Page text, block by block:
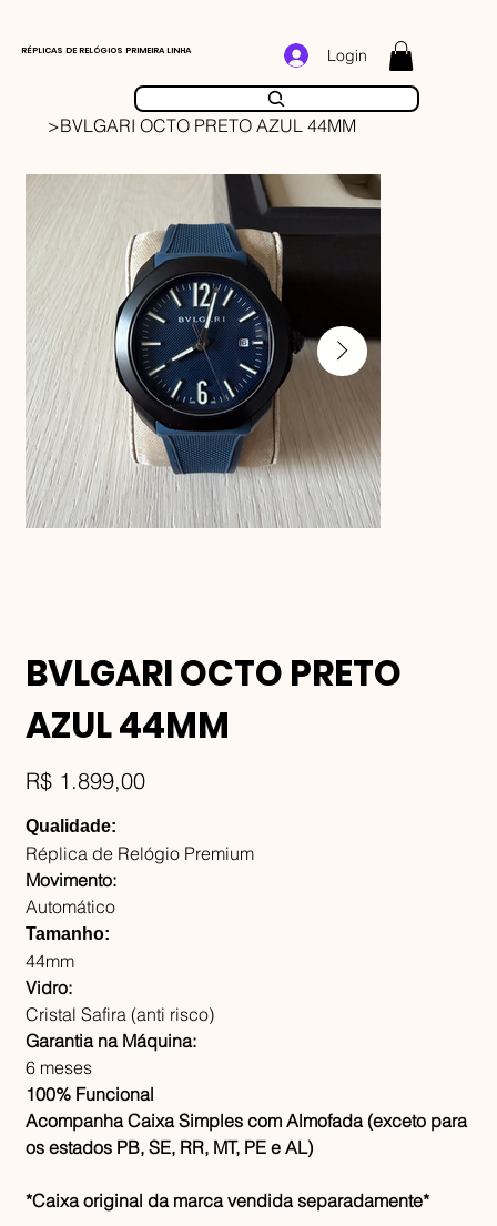
RÉPLICAS DE RELÓGIOS PRIMEIRA LINHA Login
>BVLGARI OCTO PRETO AZUL 44MM
BVLGARI OCTO PRETO
AZUL 44MM
Preço
R$ 1.899,00
Qualidade:
Réplica de Relógio Premium
Movimento:
Automático
Tamanho:
44mm
Vidro:
Cristal Safira (anti risco)
Garantia na Máquina:
6 meses
100% Funcional
Acompanha Caixa Simples com Almofada (exceto para
os estados PB, SE, RR, MT, PE e AL)
*Caixa original da marca vendida separadamente*